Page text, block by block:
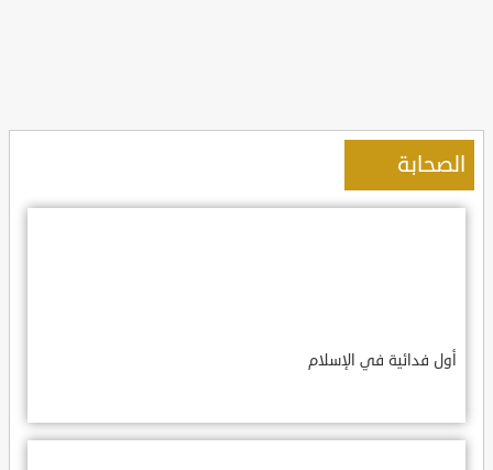
الصحابة
أول فدائية في الإسلام